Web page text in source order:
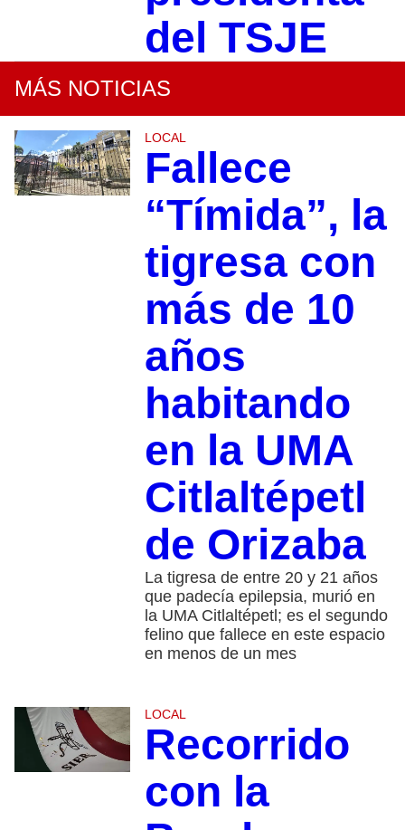
del TSJE
MÁS NOTICIAS
LOCAL
Fallece
“Tímida”, la
tigresa con
más de 10
años
habitando
en la UMA
Citlaltépetl
de Orizaba
La tigresa de entre 20 y 21 años
que padecía epilepsia, murió en
la UMA Citlaltépetl; es el segundo
felino que fallece en este espacio
en menos de un mes
LOCAL
Recorrido
con la